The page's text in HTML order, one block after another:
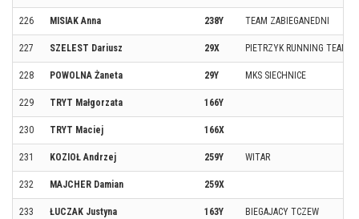
226 MISIAK Anna 238Y TEAM ZABIEGANEDNI
227 SZELEST Dariusz 29X PIETRZYK RUNNING TEAM
228 POWOLNA Żaneta 29Y MKS SIECHNICE
229 TRYT Małgorzata 166Y
230 TRYT Maciej 166X
231 KOZIOŁ Andrzej 259Y WITAR
232 MAJCHER Damian 259X
233 ŁUCZAK Justyna 163Y BIEGAJACY TCZEW